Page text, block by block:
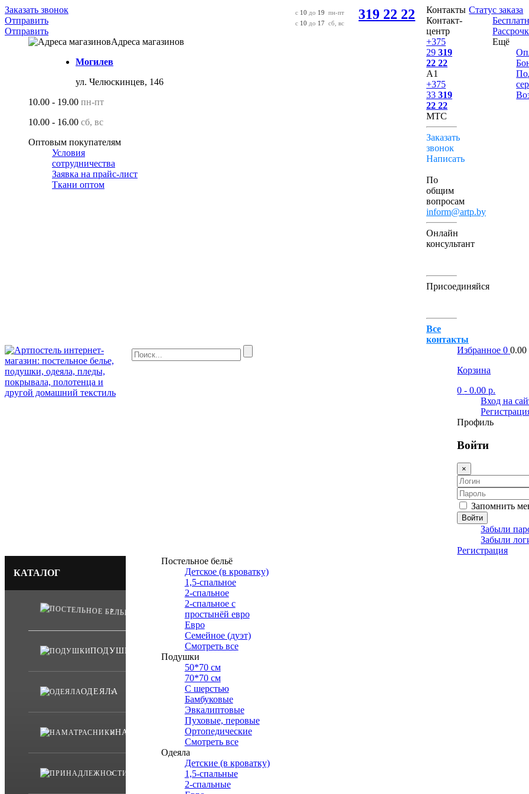
Заказать звонок
Отправить
Отправить
Адреса магазинов
Могилев
ул. Челюскинцев, 146
10.00 - 19.00 пн-пт
10.00 - 16.00 сб, вс
Оптовым покупателям
Условия
сотрудничества
Заявка на прайс-лист
Ткани оптом
с 10 до 19
пн-пт
с 10 до 17 сб, вс
319 22 22
Контакты
Контакт-
центр
+375
29 319
22 22
А1
+375
33 319
22 22
МТС
Заказать
звонок
Написать
По
общим
вопросам
inform@artp.by
Онлайн
консультант
Присоединяйся
Все
контакты
Статус заказа
Ещё
Избранное0 0.00
Корзина
0 - 0.00 р.
Вход на
Профиль
Войти
×
Запомнить
Войти
Забыли
Забыли
Регистрация
КАТАЛОГ
ПОСТЕЛЬНОЕ БЕЛЬЁ
ПОДУШКИ
ОДЕЯЛА
НАМАТРАСНИКИ
ПРИНАДЛЕЖНОСТИ
Постельное бельё
Детское (в кроватку)
1,5-спальное
2-спальное
2-спальное с
простынёй евро
Евро
Семейное (дуэт)
Смотреть все
Подушки
50*70 см
70*70 см
С шерстью
Бамбуковые
Эвкалиптовые
Пуховые, перовые
Ортопедические
Смотреть все
Одеяла
Детские (в кроватку)
1,5-спальные
2-спальные